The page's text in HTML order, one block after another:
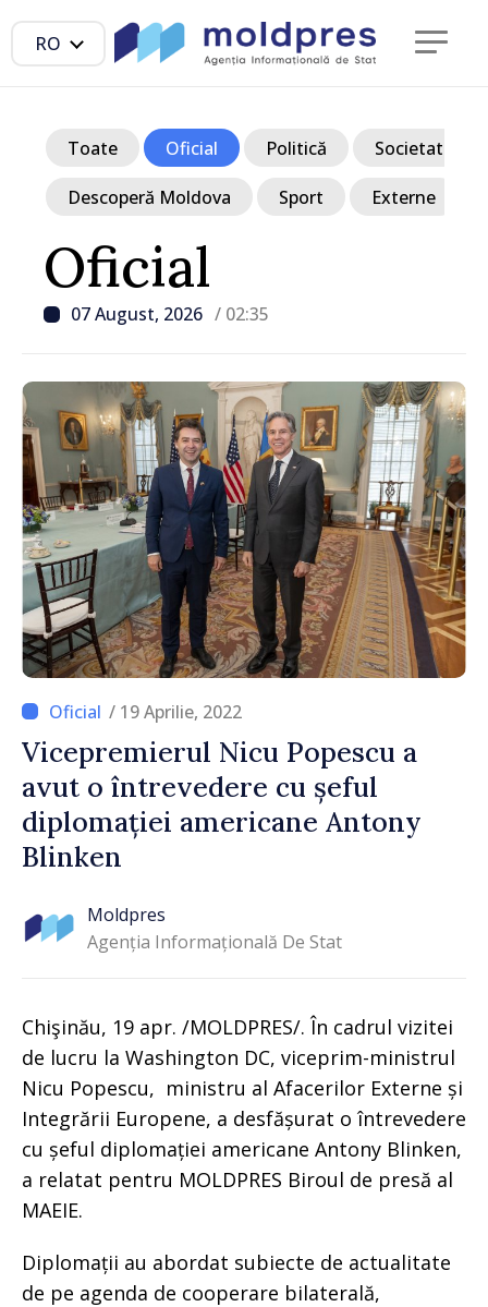
RO
Oficial
07 August, 2026 / 02:35
Toate Oficial Politică Societate
Descoperă Moldova Sport Externe
/ 19 Aprilie, 2022
Vicepremierul Nicu Popescu a
avut o întrevedere cu șeful
diplomației americane Antony
Blinken
Moldpres
Agenția Informațională De Stat
Chişinău, 19 apr. /MOLDPRES/. În cadrul vizitei
de lucru la Washington DC, viceprim-ministrul
Nicu Popescu, ministru al Afacerilor Externe și
Integrării Europene, a desfășurat o întrevedere
cu șeful diplomației americane Antony Blinken,
a relatat pentru MOLDPRES Biroul de presă al
MAEIE.
Diplomații au abordat subiecte de actualitate
de pe agenda de cooperare bilaterală,